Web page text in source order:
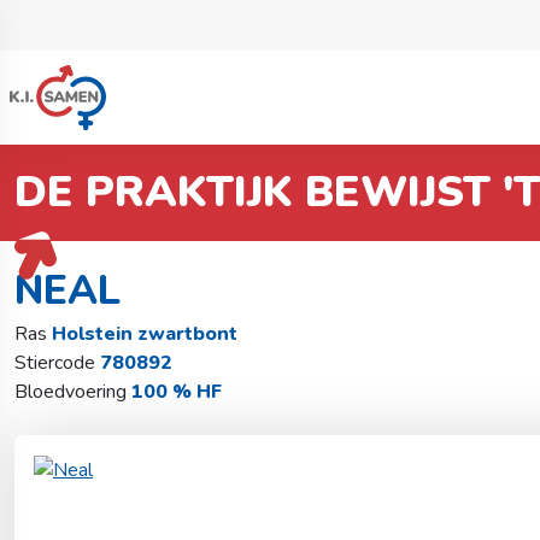
DE PRAKTIJK BEWIJST 'T
Terug naar stierzoeker
NEAL
Ras Holstein zwartbont
Stiercode 780892
Bloedvoering 100 % HF